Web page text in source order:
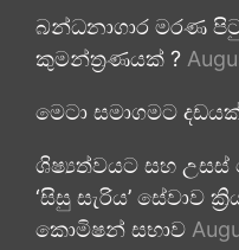
බන්ධනාගාර මරණ
කුමන්ත්‍රණයක් ?
මෙටා සමාගමට
ශිෂ්‍යත්වයට සහ
‘සිසු සැරිය’ සේවාව
කොමිෂන් සභාව